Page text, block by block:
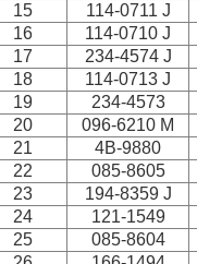
15
114-0711 J
16
114-0710 J
17
234-4574 J
18
114-0713 J
19
234-4573
20
096-6210 M
21
4B-9880
22
085-8605
23
194-8359 J
24
121-1549
25
085-8604